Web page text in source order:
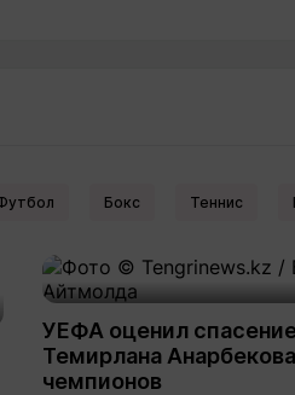
Бокс Теннис
УЕФА оценил спасение
Темирлана
чемпионов